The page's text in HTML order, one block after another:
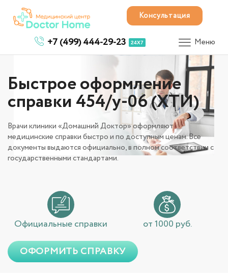
Консультация
+7 (499) 444-29-23 24X7 Меню
Быстрое оформление
справки 454/у-06 (ХТИ)
Врачи клиники «Домашний Доктор» оформляют
медицинские справки быстро и по доступным ценам. Все
документы выдаются официально, в полном соответствии с
государственными стандартами.
Официальные справки от 1000 руб.
ОФОРМИТЬ СПРАВКУ